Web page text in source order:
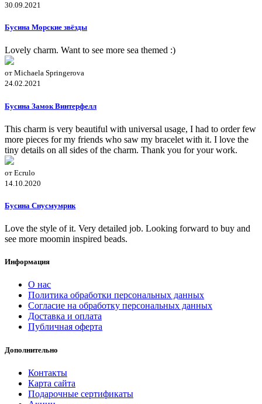
30.09.2021
Бусина Морские звёзды
Lovely charm. Want to see more sea themed :)
от Michaela Springerova
24.02.2021
Бусина Замок Винтерфелл
This charm is very beautiful with universal usage, I had to order few
more pieces for my friends who saw my bracelet with it. I love the
tiny details on all sides of the charm. Thank you for your work.
от Ecrulo
14.10.2020
Бусина Снусмумрик
Love the style of it. Very detailed job. Looking forward to buy and
see more moomin inspired beads.
Информация
О нас
Политика обработки персональных данных
Согласие на обработку персональных данных
Доставка и оплата
Публичная оферта
Дополнительно
Контакты
Карта сайта
Подарочные сертификаты